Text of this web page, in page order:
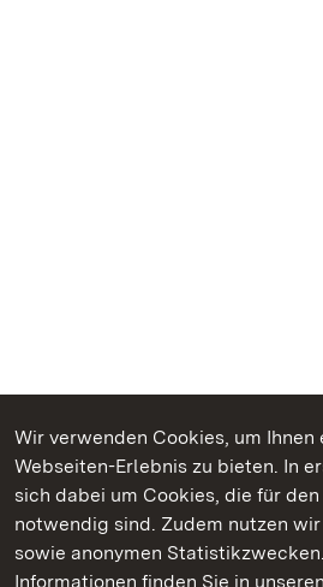
Wir verwenden Cookies, um
Webseiten-Erlebnis zu bieten. In
sich dabei um Cookies, die für
notwendig sind. Zudem nutzen
sowie anonymen
Informationen finden Sie in unseren
Kommen. Staunen. Genießen.